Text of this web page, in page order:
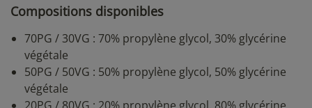
Compositions disponibles
70PG / 30VG : 70% propylène glycol, 30% glycérine
végétale
50PG / 50VG : 50% propylène glycol, 50% glycérine
végétale